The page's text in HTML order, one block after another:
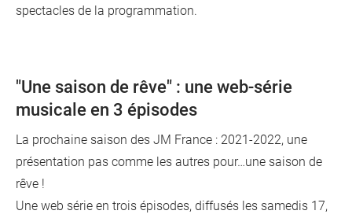
spectacles de la programmation.
"Une saison de rêve" : une web-série
musicale en 3 épisodes
La prochaine saison des JM France : 2021-2022, une
présentation pas comme les autres pour…une saison de
rêve !
Une web série en trois épisodes, diffusés les samedis 17,